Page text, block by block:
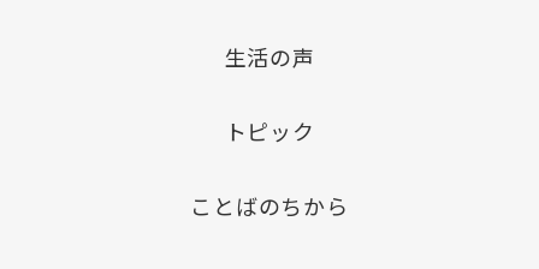
生活の声
トピック
ことばのちから